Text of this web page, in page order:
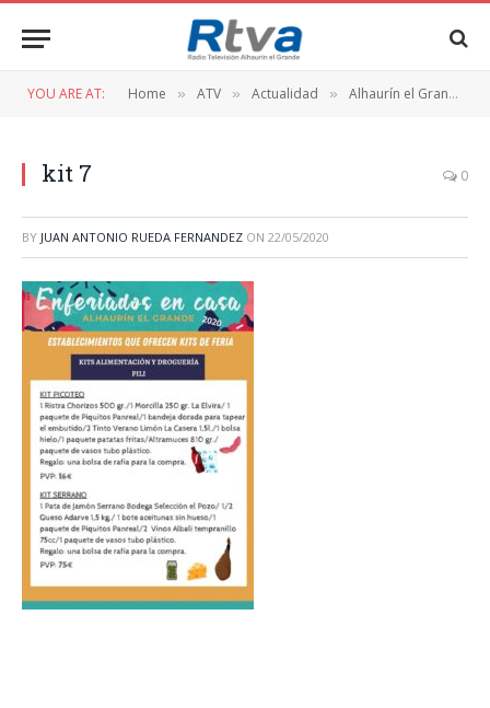
YOU ARE AT: Home » ATV » Actualidad » Alhaurín el Grande con su comercio local: «kits de enferiados» para disfrutar en casa
kit 7 0
BY JUAN ANTONIO RUEDA FERNANDEZ ON 22/05/2020